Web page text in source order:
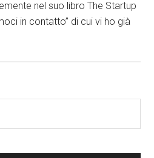
nel suo libro The Startup
in contatto” di cui vi ho già